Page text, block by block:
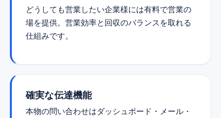
どうしても営業したい企業様には有料で営業の
場を提供。営業効率と回収のバランスを取れる
仕組みです。
確実な伝達機能
本物の問い合わせはダッシュボード・メール・